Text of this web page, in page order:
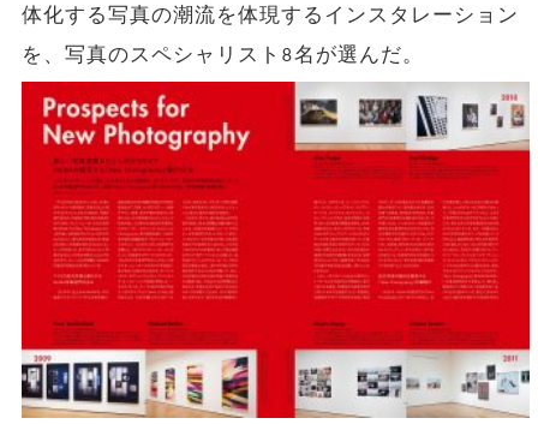
体化する写真の潮流を体現するインスタレーション
を、写真のスペシャリスト8名が選んだ。